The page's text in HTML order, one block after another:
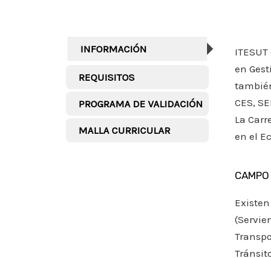
INFORMACIÓN
REQUISITOS
PROGRAMA DE VALIDACIÓN
MALLA CURRICULAR
en
CES,
La
en el